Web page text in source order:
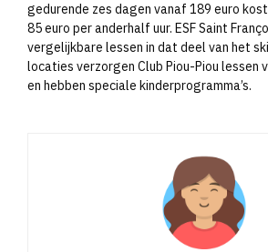
gedurende zes dagen vanaf 189 euro
85 euro per anderhalf uur. ESF Saint
vergelijkbare lessen in dat deel van het
locaties verzorgen Club Piou-Piou lessen
en hebben speciale kinderprogramma’s.​